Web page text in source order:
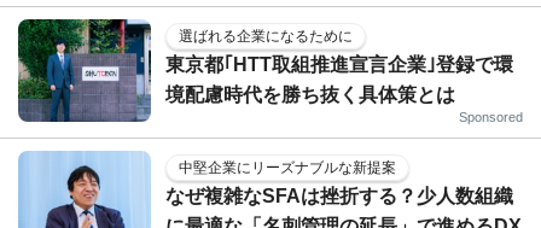
選ばれる企業になるために
東京都｢HTT取組推進宣言企業｣登録で環
境配慮時代を勝ち抜く具体策とは
Sponsored
中堅企業にリーズナブルな新提案
なぜ複雑なSFAは挫折する？少人数組織